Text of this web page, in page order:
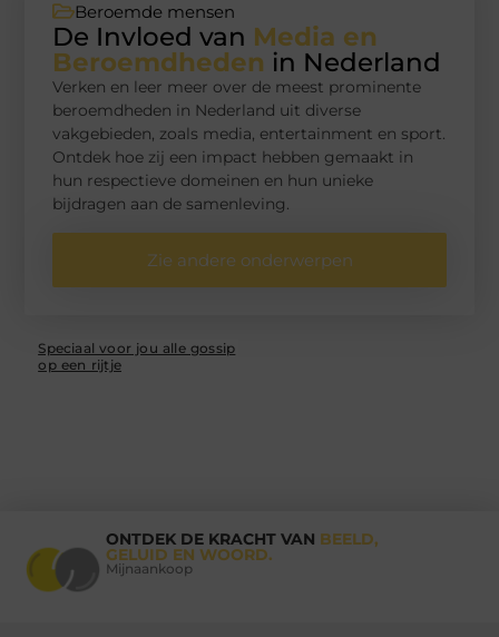
Beroemde mensen
De Invloed van Media en
Beroemdheden in Nederland
Verken en leer meer over de meest prominente
beroemdheden in Nederland uit diverse
vakgebieden, zoals media, entertainment en sport.
Ontdek hoe zij een impact hebben gemaakt in
hun respectieve domeinen en hun unieke
bijdragen aan de samenleving.
Zie andere onderwerpen
Speciaal voor jou alle gossip
op een rijtje
ONTDEK DE KRACHT VAN BEELD,
GELUID EN WOORD.
Mijnaankoop